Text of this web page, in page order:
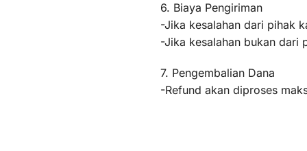
6. Biaya Pengiriman
-Jika kesalahan dari pihak
-Jika kesalahan bukan
7. Pengembalian Dana
-Refund akan diproses